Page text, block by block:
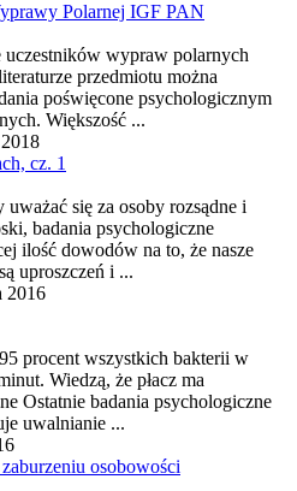
Polarnej IGF PAN
uczestników wypraw polarnych
przedmiotu można
poświęcone psychologicznym
Większość ...
cz. 1
się za osoby rozsądne i
badania psychologiczne
ilość dowodów na to, że nasze
uproszczeń i ...
2016
procent wszystkich bakterii w
Wiedzą, że płacz ma
Ostatnie badania psychologiczne
uwalnianie ...
osobowości